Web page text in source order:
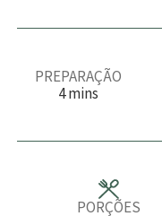
PREPARAÇÃO
4m
u
mins
PORÇÕES